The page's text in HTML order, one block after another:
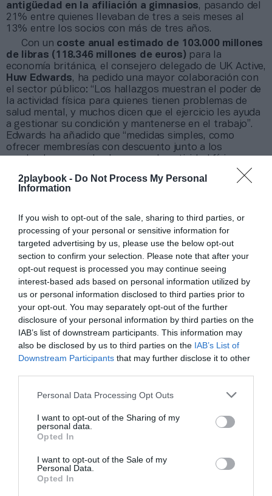
2playbook - Do Not Process My Personal
Information
If you wish to opt-out of the sale, sharing to third parties, or
processing of your personal or sensitive information for
targeted advertising by us, please use the below opt-out
section to confirm your selection. Please note that after your
opt-out request is processed you may continue seeing
interest-based ads based on personal information utilized by
us or personal information disclosed to third parties prior to
your opt-out. You may separately opt-out of the further
disclosure of your personal information by third parties on the
IAB’s list of downstream participants. This information may
also be disclosed by us to third parties on the IAB’s List of
Downstream Participants that may further disclose it to other
Personal Data Processing Opt Outs
I want to opt-out of the Sharing of my
personal data.
Opted In
I want to opt-out of the Sale of my
Personal Data.
Opted In
antigüedad en la afiliación a gimnasios, pasando del
21% entre quienes llevaban de tres a seis meses al
13% entre los socios con más de tres años.
Con un coste anual estimado de 103.000 millones
de libras (118.346 millones de euros) para la
economía británica, el consejero delegado de UK Active,
Huw Edwards, ha pedido una mayor colaboración con
el sector público: “Los hallazgos muestran el poder de
la actividad física para quienes tienen problemas de
salud mental, y muchos dicen que el ejercicio les ayuda
a gestionar su condición y mantenerse en el trabajo”.
Edwards ha añadido que “medidas simples, como
ofrecer membresías con descuento junto a los
perciba como una necesidad cotidiana, no como un
lujo”.
¡Compra tu entrada para PRO Fitness 2025!
PRO Fitnesses una jornada profesional organizada
por 2Playbook que este 2025 cumple tres ediciones
celebrándose en Madrid. El evento presencial, en el que
cada año se citan alrededor de 200 profesionales de la
gestión de instalaciones deportivas, es un punto de
encuentro para directivos y directivas, para abordar de
mano de expertos algunos de los temas que ocupan su
día a día: desde la creación de marca hasta la definición
de precios, pasando por la expansión y la creación de
experiencias al cliente. ¡Hazte con tu entrada!
de forma gratuita
ACTIVAR AHORA